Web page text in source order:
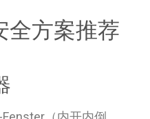
全方案推荐